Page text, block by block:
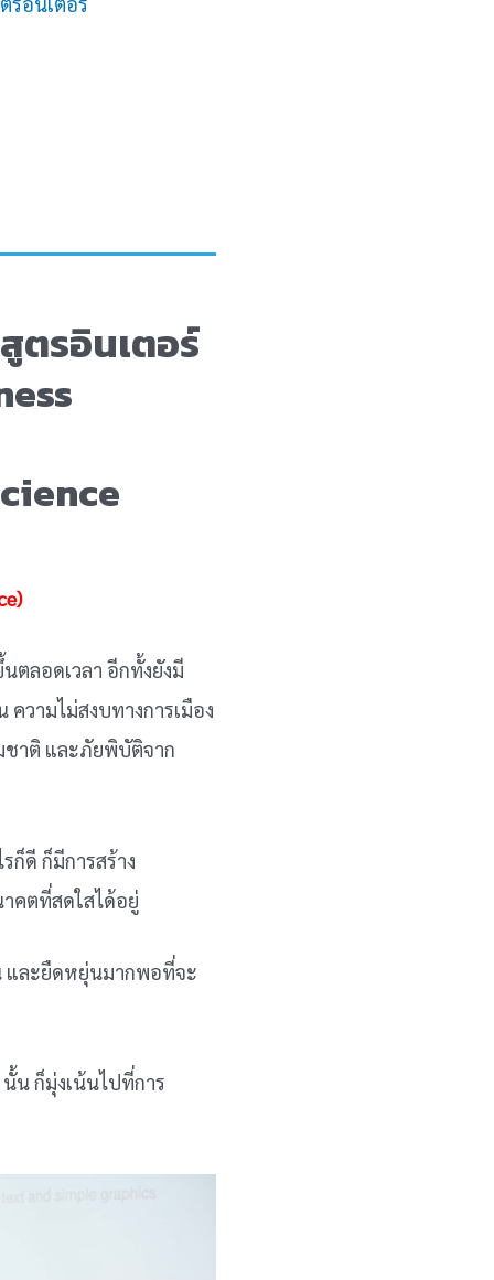
ตรอินเตอร์
ตลอดเวลา อีกทั้งยังมี
วามไม่สงบทางการเมือง
ชาติ และภัยพิบัติจาก
ดี ก็มีการสร้าง
าคตที่สดใสได้อยู่
และยืดหยุ่นมากพอที่จะ
นั้น ก็มุ่งเน้นไปที่การ